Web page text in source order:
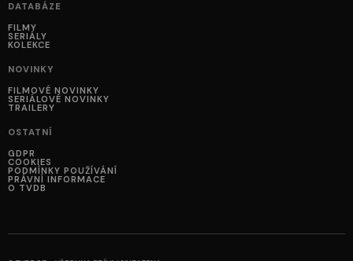
DATABÁZE
FILMY
SERIÁLY
KOLEKCE
NOVINKY
FILMOVÉ NOVINKY
SERIÁLOVÉ NOVINKY
TRAILERY
OSTATNÍ
GDPR
COOKIES
PODMÍNKY POUŽÍVÁNÍ
PRÁVNÍ INFORMACE
O TVDB